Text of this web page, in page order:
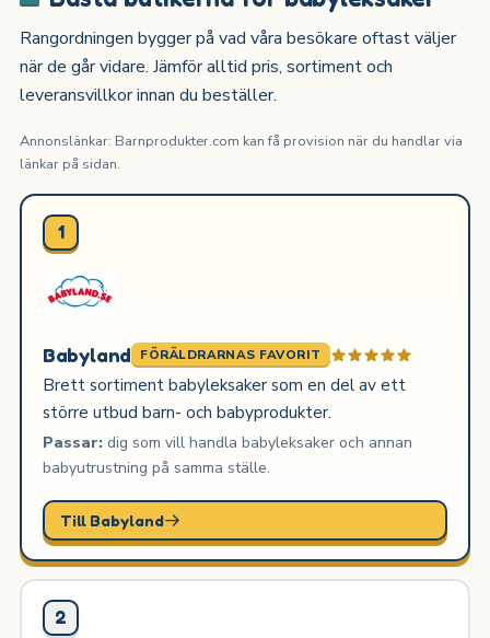
Rangordningen bygger på vad våra besökare oftast väljer
när de går vidare. Jämför alltid pris, sortiment och
leveransvillkor innan du beställer.
Annonslänkar: Barnprodukter.com kan få provision när du handlar via
länkar på sidan.
1
Babyland FÖRÄLDRARNAS FAVORIT
Brett sortiment babyleksaker som en del av ett
större utbud barn- och babyprodukter.
Passar:dig som vill handla babyleksaker och annan
babyutrustning på samma ställe.
Till Babyland
2